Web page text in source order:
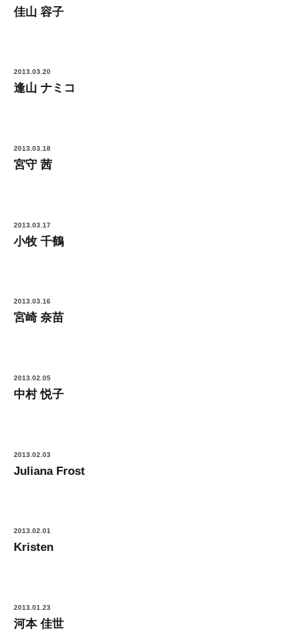
佳山 容子
2013.03.20
逢山 ナミコ
2013.03.18
宮守 茜
2013.03.17
小牧 千鶴
2013.03.16
宮崎 奈苗
2013.02.05
中村 悦子
2013.02.03
Juliana Frost
2013.02.01
Kristen
2013.01.23
河本 佳世